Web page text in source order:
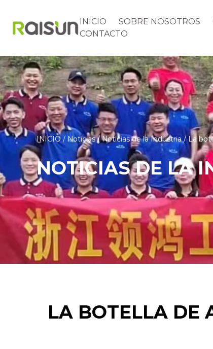
INICIO SOBRE NOSOTROS
CONTACTO
INICIO/ Noticias/Noticias de la Industria/La
NOTICIAS DE LA
LA BOTELLA DE